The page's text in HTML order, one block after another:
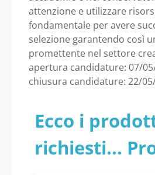
MUSICA G.
MARTINI DI
BOLOGNA -
Accademia
Arti di
attenzione e utilizzare
fondamentale per avere
selezione garantendo così
promettente nel settore
apertura candidature: 07/
chiusura candidature: 22/
Ecco i
richiesti...